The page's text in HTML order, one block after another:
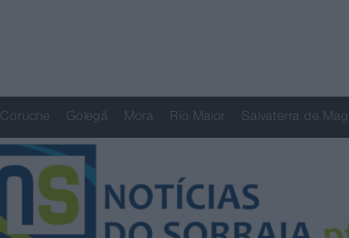
Coruche Golegã Mora Rio Maior Salvaterra de